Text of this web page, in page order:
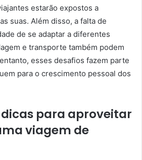
estarão expostos a
suas. Além disso, a falta de
de se adaptar a diferentes
e transporte também podem
esses desafios fazem parte
para o crescimento pessoal dos
dicas para aproveitar
viagem de